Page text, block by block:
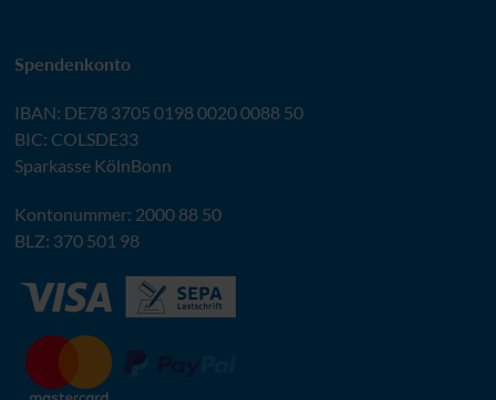
Spendenkonto
IBAN: DE78 3705 0198 0020 0088 50
BIC: COLSDE33
Sparkasse KölnBonn
Kontonummer: 2000 88 50
BLZ: 370 501 98